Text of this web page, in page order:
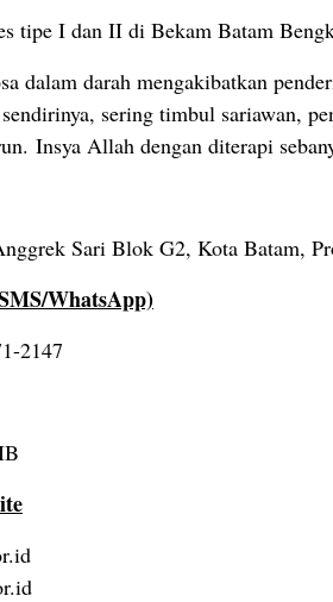
tipe I dan II di Bekam Batam
dalam darah mengakibatkan
sering timbul sariawan,
Insya Allah dengan diterapi
Sari Blok G2, Kota Batam,
WhatsApp)
2147